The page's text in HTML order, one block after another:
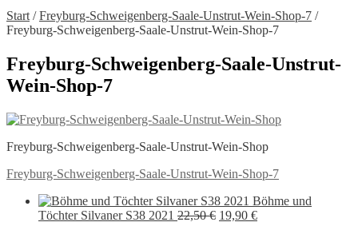
Start /Freyburg-Schweigenberg-Saale-Unstrut-Wein-Shop-7 /
Freyburg-Schweigenberg-Saale-Unstrut-Wein-Shop-7
Freyburg-Schweigenberg-Saale-Unstrut-
Wein-Shop-7
Freyburg-Schweigenberg-Saale-Unstrut-Wein-Shop
Beitragsnavigation
Vorheriger
Freyburg-Schweigenberg-Saale-Unstrut-Wein-Shop-7
Böhme und
Töchter Silvaner S38 2021 22,50€ Ursprünglicher
19,90 €Aktueller